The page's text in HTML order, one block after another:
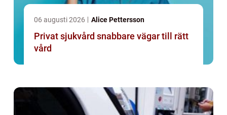
06 augusti 2026 Alice Pettersson
Privat sjukvård snabbare vägar till rätt
vård